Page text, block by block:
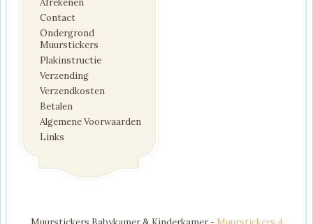
Afrekenen
Contact
Ondergrond
Muurstickers
Plakinstructie
Verzending
Verzendkosten
Betalen
Algemene Voorwaarden
Links